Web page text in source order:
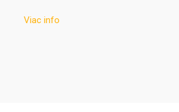
Viac info